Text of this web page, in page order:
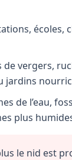
écoles,
de vergers,
jardins
de l’eau,
plus
le nid est